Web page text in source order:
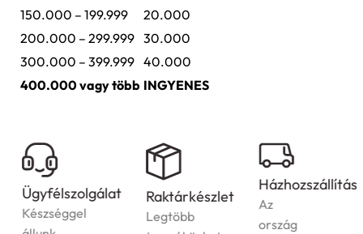
150.000 – 199.999
20.000
200.000 – 299.999 30.000
300.000 – 399.999 40.000
400.000 vagy több INGYENES
Ügyfélszolgálat
Készséggel
Raktárkészlet
Legtöbb
Házhozszállítás
Az
ország